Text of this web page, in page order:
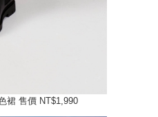
裙 售價 NT$1,990